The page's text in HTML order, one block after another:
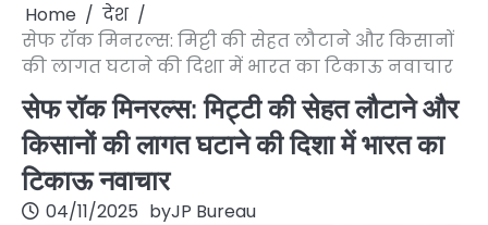
Home
देश
सेफ रॉक मिनरल्स: मिट्टी की सेहत लौटाने और किसानों
की लागत घटाने की दिशा में भारत का टिकाऊ नवाचार
सेफ रॉक मिनरल्स: मिट्टी की सेहत लौटाने और
किसानों की लागत घटाने की दिशा में भारत का
टिकाऊ नवाचार
04/11/2025 byJP Bureau